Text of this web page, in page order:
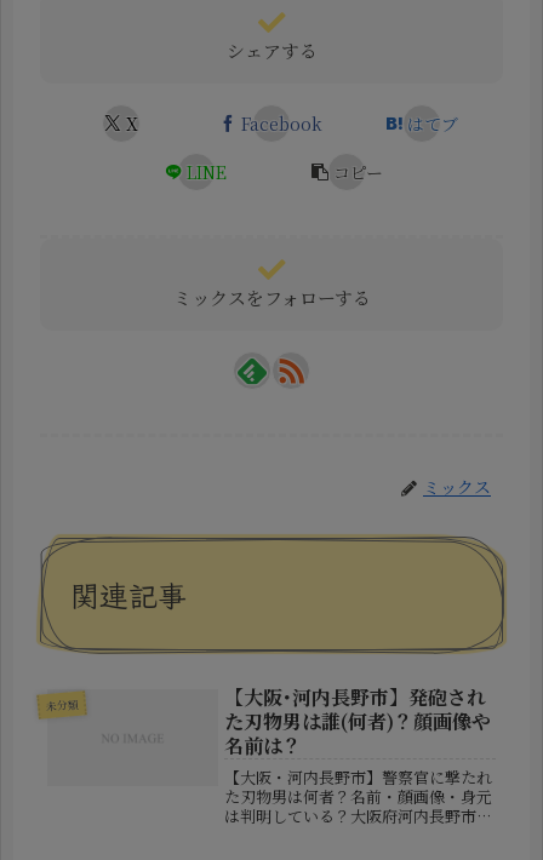
シェアする
X Facebook
はてブ
LINE
コピー
ミックスをフォローする
ミックス
関連記事
未分類
【大阪･河内長野市】発砲され
た刃物男は誰(何者)？顔画像や
名前は？
【大阪・河内長野市】警察官に撃たれ
た刃物男は何者？名前・顔画像・身元
は判明している？大阪府河内長野市で